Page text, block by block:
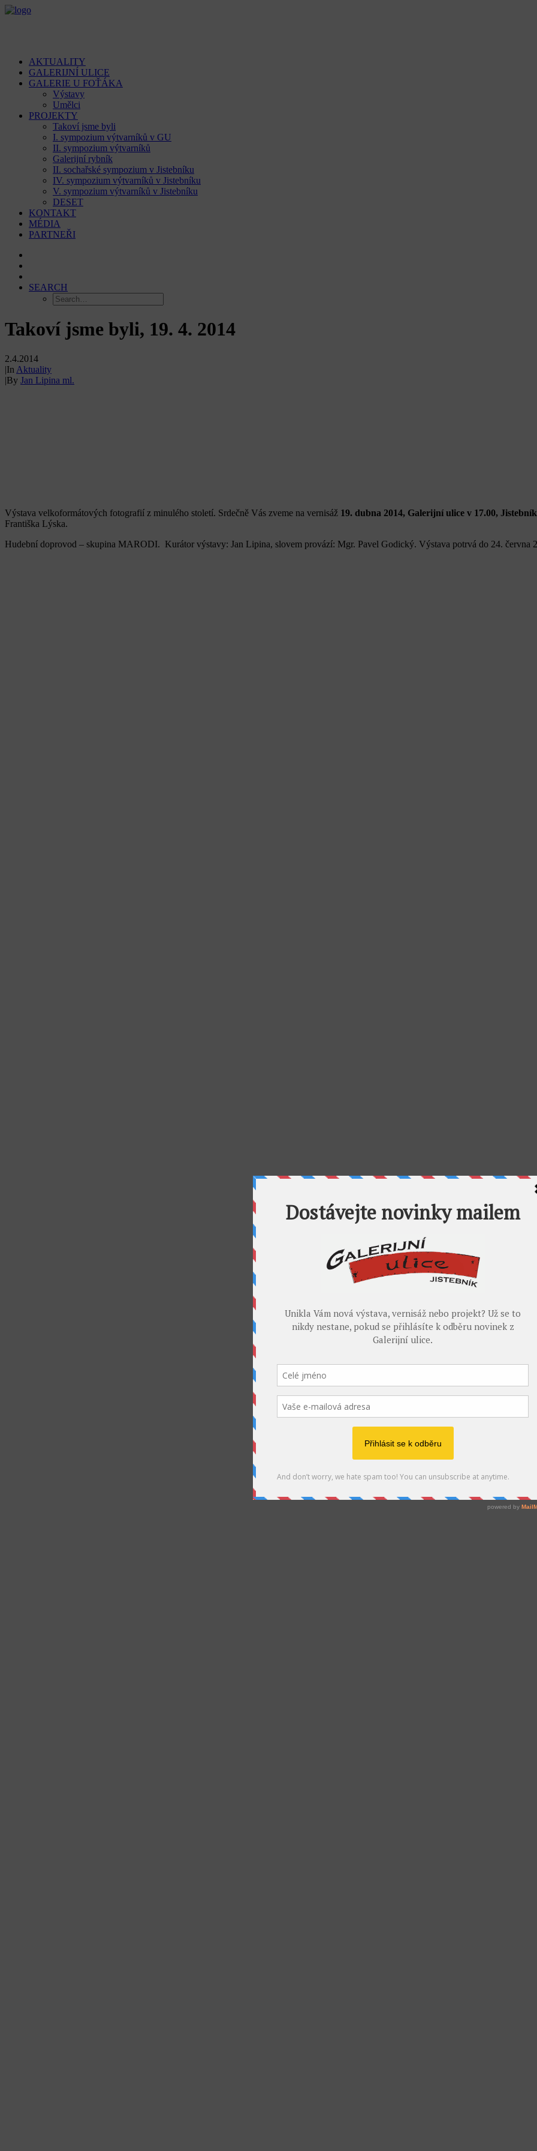
AKTUALITY
GALERIJNÍ ULICE
GALERIE U FOŤÁKA
Výstavy
Umělci
PROJEKTY
Takoví jsme byli
I. sympozium výtvarníků v GU
II. sympozium výtvarníků
Galerijní rybník
II. sochařské sympozium v Jistebníku
IV. sympozium výtvarníků v Jistebníku
V. sympozium výtvarníků v Jistebníku
DESET
KONTAKT
MÉDIA
PARTNEŘI
SEARCH
Takoví jsme byli, 19. 4. 2014
2.4.2014
|In Aktuality
|By Jan Lipina ml.
Výstava velkoformátových fotografií z minulého století. Srdečně Vás zveme na vernisáž 19. dubna 2014, Galerijní ulice v 17.00,
Františka Lýska.
Hudební doprovod – skupina MARODI. Kurátor výstavy: Jan Lipina, slovem provází: Mgr. Pavel Godický. Výstava potrvá do 24. června